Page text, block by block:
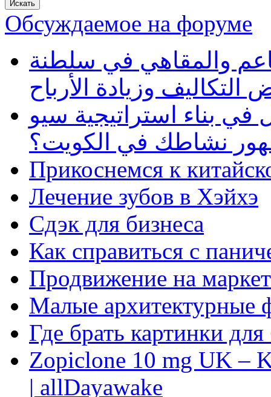
Обсуждаемое на форуме
والمقاهي في سلطنة
وزيادة الأرباح
بناء استراتيجية سيو
نشاطك في الكويت؟
Прикоснемся к
Лечение зубов в Хэйхэ
Сдэк для бизнеса
Как справиться с
Продвижение на
Малые архитектурные
Где брать картинки
Zopiclone 10 mg UK –
| allDayawake